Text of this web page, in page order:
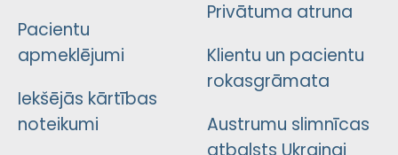
Pacientu
apmeklējumi
Iekšējās kārtības
noteikumi
Privātuma atruna
Klientu un pacientu
rokasgrāmata
Austrumu slimnīcas
atbalsts Ukrainai